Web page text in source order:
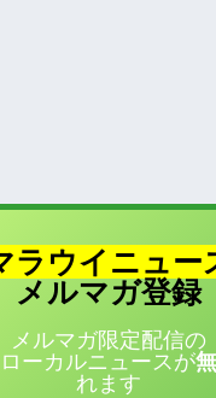
ラウイニュー
メルマガ登録
メルマガ限定配信の
ーカルニュースが
れます